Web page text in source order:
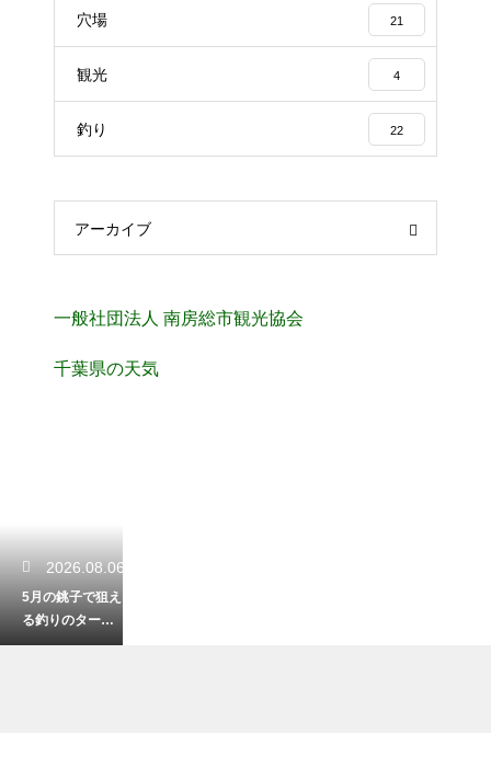
穴場 21
観光 4
釣り 22
アーカイブ
一般社団法人 南房総市観光協会
千葉県の天気
2026.08.06
5月の銚子で狙え
る釣りのターゲ
ット！初夏の海